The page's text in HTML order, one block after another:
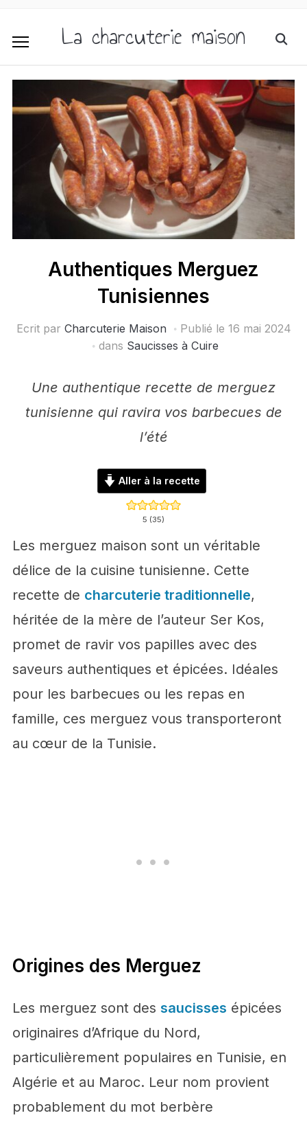
La charcuterie maison
Authentiques Merguez
Tunisiennes
Ecrit par Charcuterie Maison Publié le 16 mai 2024
dans Saucisses à Cuire
Une authentique recette de merguez
tunisienne qui ravira vos barbecues de
l’été
Aller à la recette
5 (35)
Les merguez maison sont un véritable
délice de la cuisine tunisienne. Cette
recette de charcuterie traditionnelle,
héritée de la mère de l’auteur Ser Kos,
promet de ravir vos papilles avec des
saveurs authentiques et épicées. Idéales
pour les barbecues ou les repas en
famille, ces merguez vous transporteront
au cœur de la Tunisie.
Origines des Merguez
Les merguez sont des saucisses épicées
originaires d’Afrique du Nord,
particulièrement populaires en Tunisie, en
Algérie et au Maroc. Leur nom provient
probablement du mot berbère